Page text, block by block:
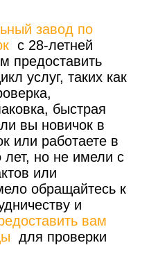
завод по
с 28-летней
предоставить
услуг, таких как
быстрая
вы новичок в
или работаете в
лет, но не имели с
или
обращайтесь к
и
вам
для проверки